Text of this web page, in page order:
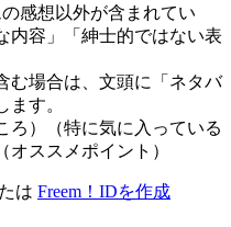
感想以外が含まれてい
内容」「紳士的ではない表
む場合は、文頭に「ネタバ
す。
ろ）（特に気に入っている
ススメポイント）
は Freem！IDを作成